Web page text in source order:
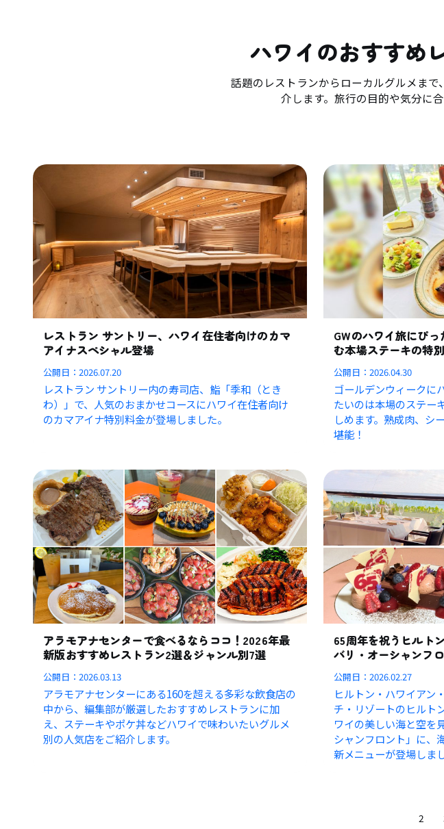
ハワイのおすすめ
話題のレストランからローカルグルメま
介します。旅行の目的や気分に
レストラン サントリー、ハワイ在住者向けのカマ
アイナスペシャル登場
公開日：2026.07.20
レストラン サントリー内の寿司店、鮨「季和（とき
わ）」で、人気のおまかせコースにハワイ在住者向け
のカマアイナ特別料金が登場しました。
GWのハワイ旅にぴ
む本場ステーキの特
公開日：2026.04.30
ゴールデンウィークに
たいのは本場のステー
しめます。熟成肉、シ
堪能！
アラモアナセンターで食べるならココ！2026年最
新版おすすめレストラン2選＆ジャンル別7選
公開日：2026.03.13
アラモアナセンターにある160を超える多彩な飲食店の
中から、編集部が厳選したおすすめレストランに加
え、ステーキやポケ丼などハワイで味わいたいグルメ
別の人気店をご紹介します。
65周年を祝うヒルト
バリ・オーシャンフ
公開日：2026.02.27
ヒルトン・ハワイアン
チ・リゾートのヒルト
ワイの美しい海と空を
シャンフロント」に、
新メニューが登場しま
2